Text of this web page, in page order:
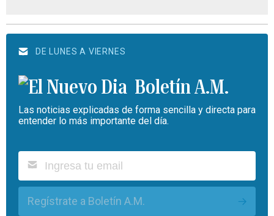
DE LUNES A VIERNES
Boletín A.M.
Las noticias explicadas de forma sencilla y directa para
entender lo más importante del día.
Regístrate a Boletín A.M.